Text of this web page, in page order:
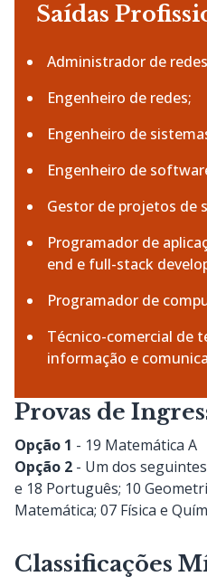
Saídas
Administrador de
Engenheiro de redes;
Engenheiro de
Engenheiro de
Gestor de projetos de
Programador de
end e full-stack
Programador de
Técnico-comercial de
informação e
Provas de
Opção 1 - 19 Matemática A
Opção 2 - Um dos
e 18 Português; 10
Matemática; 07 Física e
Classificações